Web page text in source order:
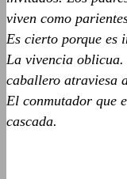
viven como
Es cierto porque es
La vivencia
caballero atraviesa
El conmutador que
cascada.